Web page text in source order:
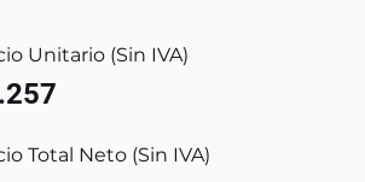
Unitario (Sin IVA)
Total Neto (Sin IVA)